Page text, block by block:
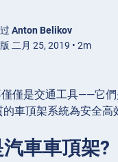
Anton Belikov
二月 25, 2019 • 2m
僅是交通工具——它
車頂架系統為安全高
車車頂架?